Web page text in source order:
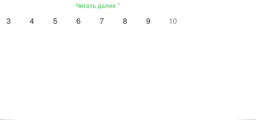
Читать далее "
3 4 5 6 7 8 9 10